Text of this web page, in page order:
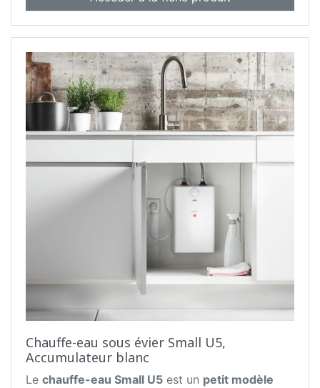
IP24D
— raccordement électrique 220–240 V
— prêt à brancher, valeur de raccordement 2,2
kW
— poids avec remplissage d'eau 7,5 kg
— dimensions de l'appareil (H x L x P) 390 x 258
Chauffe-eau sous évier Small U5,
Accumulateur blanc
Le chauffe-eau Small U5 est un petit modèle